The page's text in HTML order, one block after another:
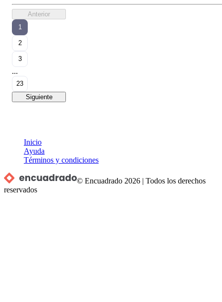
Anterior
1
2
3
...
23
Siguiente
Inicio
Ayuda
Términos y condiciones
© Encuadrado 2026 |Todos los derechos
reservados